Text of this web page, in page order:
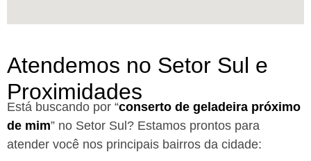
Atendemos no Setor Sul e
Proximidades
Está buscando por “conserto de geladeira próximo
de mim” no Setor Sul? Estamos prontos para
atender você nos principais bairros da cidade: